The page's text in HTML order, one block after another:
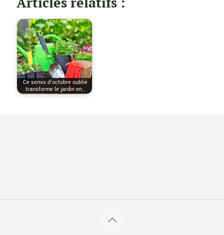
Ce semis d’octobre oublié
transforme le jardin en…